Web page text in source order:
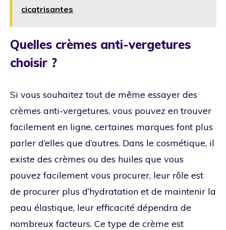
cicatrisantes
Quelles crèmes anti-vergetures
choisir ?
Si vous souhaitez tout de même essayer des
crèmes anti-vergetures, vous pouvez en trouver
facilement en ligne, certaines marques font plus
parler d’elles que d’autres. Dans le cosmétique, il
existe des crèmes ou des huiles que vous
pouvez facilement vous procurer, leur rôle est
de procurer plus d’hydratation et de maintenir la
peau élastique, leur efficacité dépendra de
nombreux facteurs. Ce type de crème est